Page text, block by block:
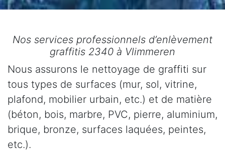
Nos services professionnels d’enlèvement
graffitis 2340 à Vlimmeren
Nous assurons le nettoyage de graffiti sur
tous types de surfaces (mur, sol, vitrine,
plafond, mobilier urbain, etc.) et de matière
(béton, bois, marbre, PVC, pierre, aluminium,
brique, bronze, surfaces laquées, peintes,
etc.).